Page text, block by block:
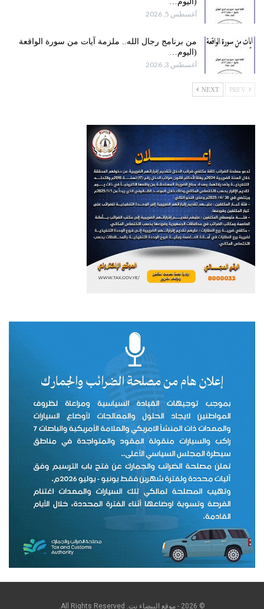
أغسطس 5, 2026
من برنامج رجال الله.. ملزمة آيات من سورة الواقعة
(اليوم…
أغسطس 3, 2026
NEXT
© 2026 - موقع البيضاء نت. All Rights Reserved.